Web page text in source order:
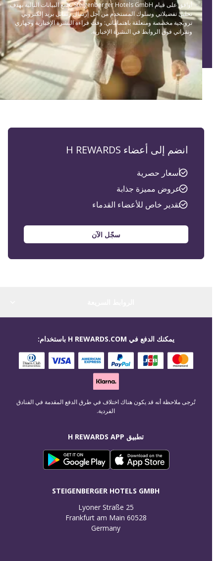
أوافق على قيام Steigenberger Hotels GmbH بجمع البيانات التالية بهدف
تحليل تفضيلاتي وسلوك المستخدم من أجل إرسال رسائل بريد إلكتروني
ترويجية مخصصة ومتعلقة باهتماماتي: وقت قراءة النشرة الإخبارية وجهازي
ونقراتي فوق الروابط في النشرة الإخبارية.
انضم إلى أعضاء H REWARDS
أسعار حصرية
عروض مميزة جذابة
تقدير خاص للأعضاء القدماء
سجّل الآن
تطبيق H REWARDS APP
STEIGENBERGER HOTELS GMBH
Germany
يمكنك الدفع في H REWARDS.COM باستخدام:
تُرجى ملاحظة أنه قد يكون هناك اختلاف في طرق الدفع المقدمة في الفنادق
الفردية.